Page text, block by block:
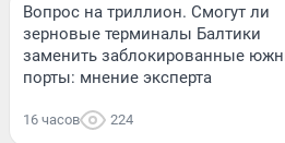
Вопрос на триллион. Смогут ли
зерновые терминалы Балтики
заменить заблокированные
порты: мнение эксперта
16 часов 224